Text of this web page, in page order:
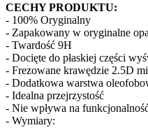
CECHY PRODUKTU:
- 100% Oryginalny
- Zapakowany w oryginalne
- Twardość 9H
- Docięte do płaskiej części
- Frezowane krawędzie 2.5D
- Dodatkowa warstwa
- Idealna przejrzystość
- Nie wpływa na
- Wymiary: